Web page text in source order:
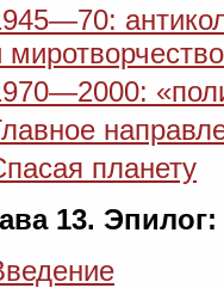
планету
13.